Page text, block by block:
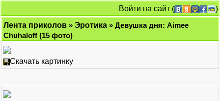
Войти на сайт (
)
Лента приколов » Эротика » Девушка дня: Aimee
Chuhaloff (15 фото)
Скачать картинку